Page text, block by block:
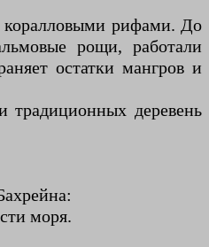
коралловыми рифами. До
рощи, работали
остатки мангров и
традиционных деревень
моря.